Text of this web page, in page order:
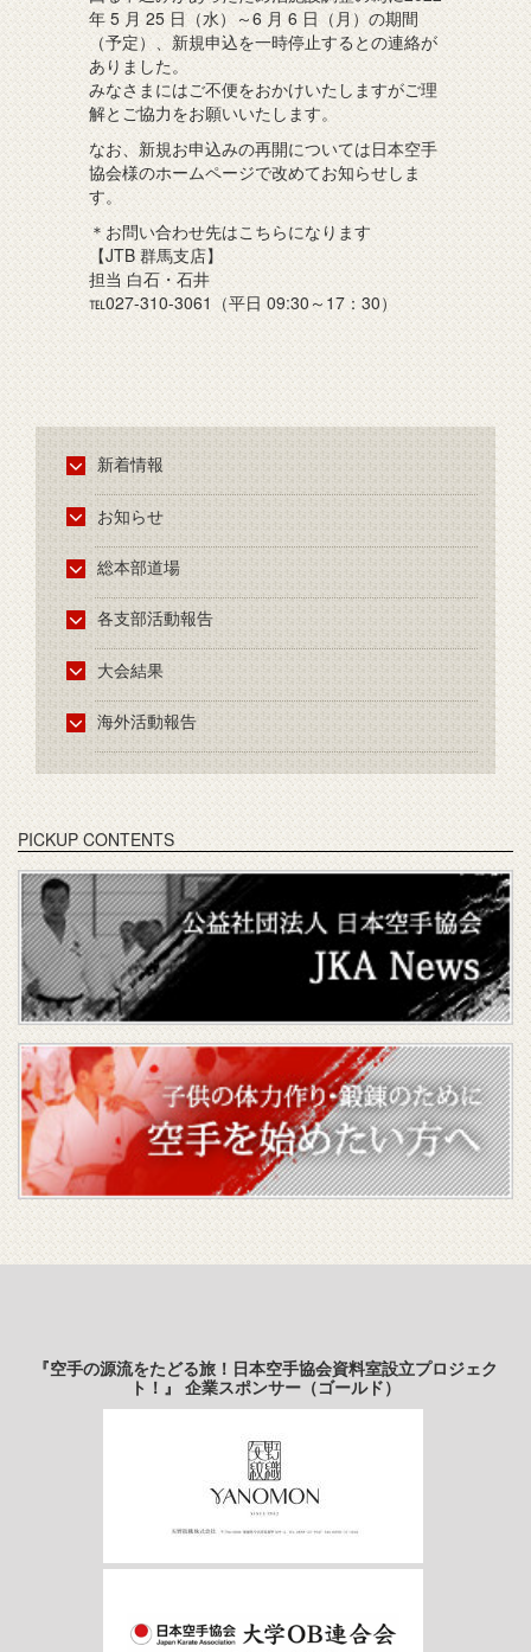
年 5 月 25 日（水）～6 月 6 日（月）の期間
（予定）、新規申込を一時停止するとの連絡が
ありました。
みなさまにはご不便をおかけいたしますがご理
解とご協力をお願いいたします。
なお、新規お申込みの再開については日本空手
協会様のホームページで改めてお知らせしま
す。
＊お問い合わせ先はこちらになります
【JTB 群馬支店】
担当 白石・石井
℡027-310-3061（平日 09:30～17：30）
新着情報
お知らせ
総本部道場
各支部活動報告
大会結果
海外活動報告
PICKUP CONTENTS
『空手の源流をたどる旅！日本空手協会資料室設立プロジェク
ト！』 企業スポンサー（ゴールド）